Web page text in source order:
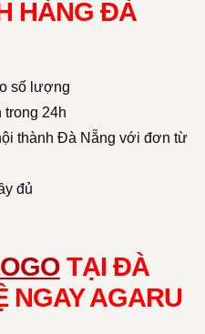
HÀNG ĐÀ
số lượng
trong 24h
thành Đà Nẵng với đơn từ
đủ
TẠI ĐÀ
NGAY AGARU